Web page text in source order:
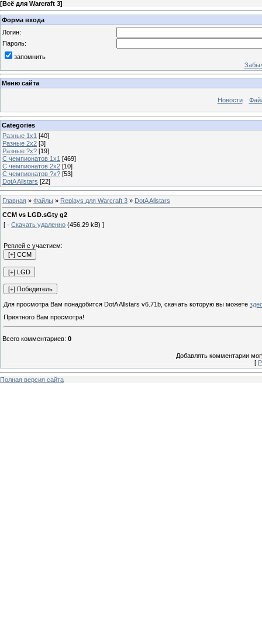
[Всё для Warcraft 3]
Форма входа
Логин:
Пароль:
запомнить
Меню сайта
Новости
Categories
Разные 1х1 [40]
Разные 2х2 [3]
Разные ?х? [19]
С чемпионатов 1х1 [469]
С чемпионатов 2х2 [10]
С чемпионатов ?х? [53]
DotA Allstars [22]
Главная » Файлы » Replays для Warcraft 3 » DotA Allstars
CCM vs LGD.sGty g2
[ · Скачать удаленно (456.29 kB) ]
Реплей с участием:
Для просмотра Вам понадобится DotA Allstars v6.71b, скачать которую вы можете
Приятного Вам просмотра!
Всего комментариев: 0
Добавлять комментарии
[
Полная версия сайта